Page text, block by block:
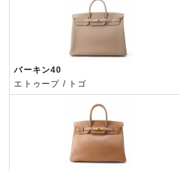
バーキン40
エトゥープ / トゴ